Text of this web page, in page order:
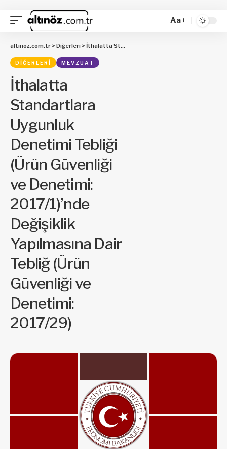
Aa
altinoz.com.tr > Diğerleri > İthalatta Standartlara Uygunluk Denetimi Tebliği (Ürün Güvenliği ve Denetimi: 2017/1)’nde Değişiklik Yapılmasına Dair Tebliğ (Ürün Güvenliği ve Denetimi: 2017/29)
DIĞERLERI MEVZUAT
İthalatta
Standartlara
Uygunluk
Denetimi Tebliği
(Ürün Güvenliği
ve Denetimi:
2017/1)’nde
Değişiklik
Yapılmasına Dair
Tebliğ (Ürün
Güvenliği ve
Denetimi:
2017/29)